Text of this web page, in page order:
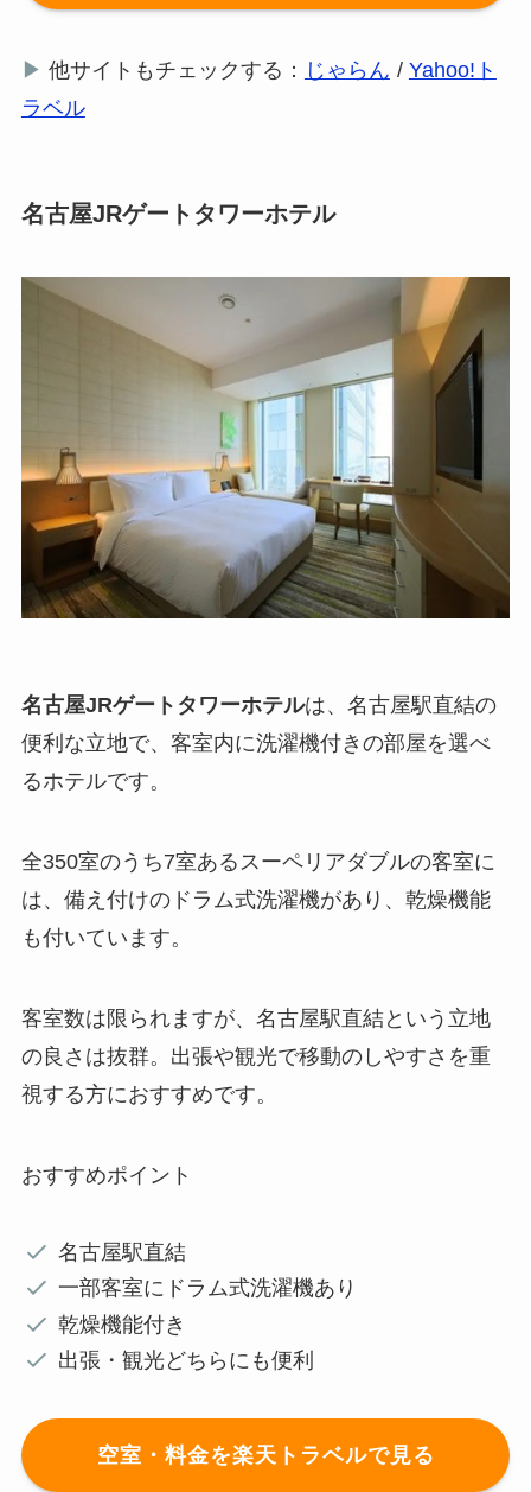
▶ 他サイトもチェックする： じゃらん / Yahoo!ト
ラベル
名古屋JRゲートタワーホテル
名古屋JRゲートタワーホテルは、名古屋駅直結の
便利な立地で、客室内に洗濯機付きの部屋を選べ
るホテルです。
全350室のうち7室あるスーペリアダブルの客室に
は、備え付けのドラム式洗濯機があり、乾燥機能
も付いています。
客室数は限られますが、名古屋駅直結という立地
の良さは抜群。出張や観光で移動のしやすさを重
視する方におすすめです。
おすすめポイント
名古屋駅直結
一部客室にドラム式洗濯機あり
乾燥機能付き
出張・観光どちらにも便利
空室・料金を楽天トラベルで見る